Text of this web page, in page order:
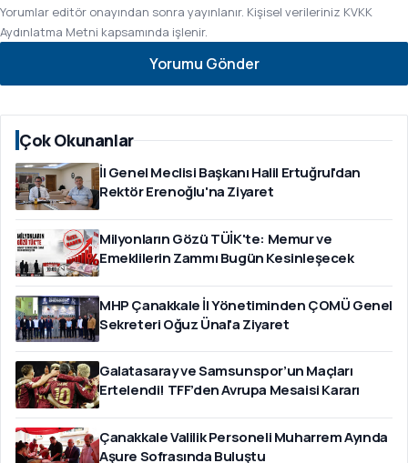
Yorumlar editör onayından sonra yayınlanır. Kişisel verileriniz KVKK
Aydınlatma Metni kapsamında işlenir.
Yorumu Gönder
Çok Okunanlar
İl Genel Meclisi Başkanı Halil Ertuğrul'dan
Rektör Erenoğlu'na Ziyaret
Milyonların Gözü TÜİK'te: Memur ve
Emeklilerin Zammı Bugün Kesinleşecek
MHP Çanakkale İl Yönetiminden ÇOMÜ Genel
Sekreteri Oğuz Ünal'a Ziyaret
Galatasaray ve Samsunspor’un Maçları
Ertelendi! TFF’den Avrupa Mesaisi Kararı
Çanakkale Valilik Personeli Muharrem Ayında
Aşure Sofrasında Buluştu